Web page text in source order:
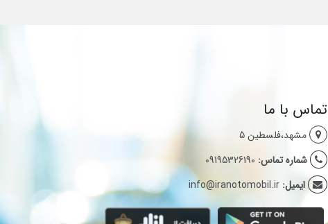
تماس با ما
مشهد،فلسطین 5
شماره تماس: 09195326190
ایمیل: info@iranotomobil.ir